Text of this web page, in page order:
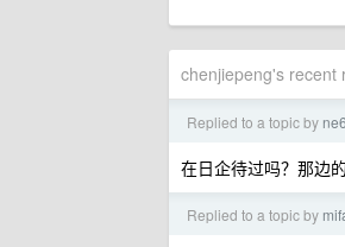
chenjiepeng's recent
Replied to a topic by
在日企待过吗？那边
Replied to a topic by